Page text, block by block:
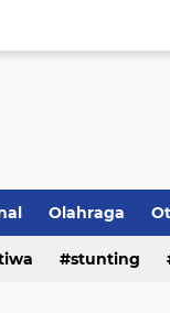
Olahraga
stunting